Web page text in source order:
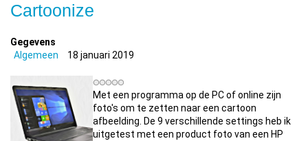
Cartoonize
Gegevens
Algemeen
18 januari 2019
Met een programma op de PC of online zijn
foto's om te zetten naar een cartoon
afbeelding. De 9 verschillende settings heb ik
uitgetest met een product foto van een HP